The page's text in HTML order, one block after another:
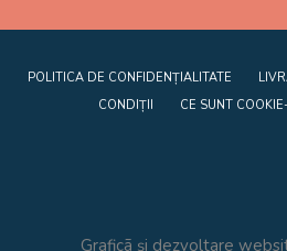
POLITICA DE CONFIDENȚIALITATE
CONDIȚII
CE SUNT
Graficã și dezvoltare